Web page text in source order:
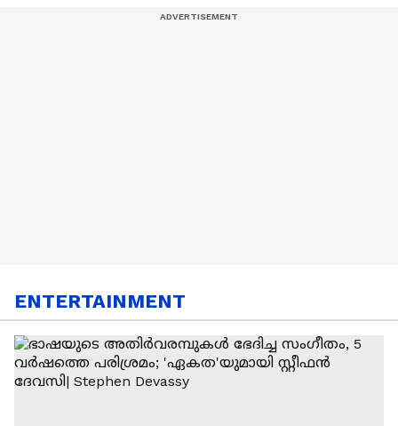
ENTERTAINMENT